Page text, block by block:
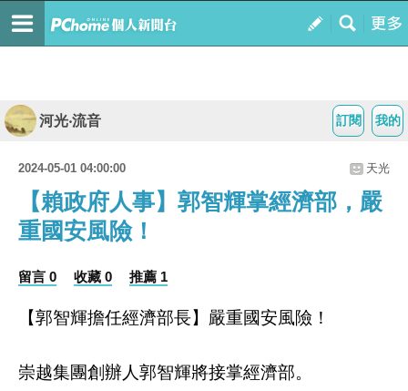
我的
訂閱
河光‧流音
2024-05-01 04:00:00 天光
【賴政府人事】郭智輝掌經濟部，嚴
重國安風險！
留言 0 收藏 0 推薦 1
【郭智輝擔任經濟部長】嚴重國安風險！
崇越集團創辦人郭智輝將接掌經濟部。